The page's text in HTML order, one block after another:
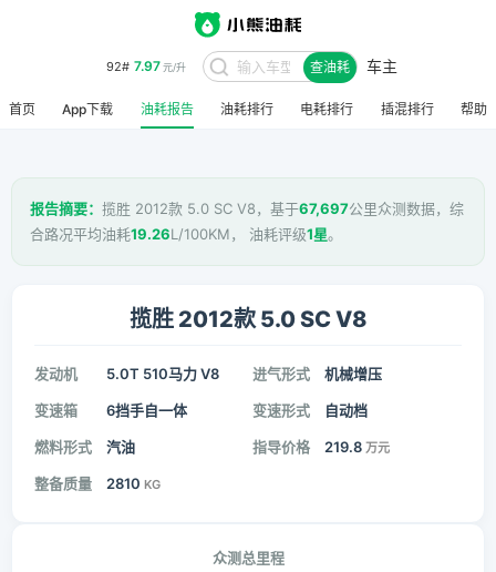
92# 7.97元/升 查油耗 车主
首页 App下载 油耗报告 油耗排行 电耗排行 插混排行 帮助
报告摘要： 揽胜 2012款 5.0 SC V8，基于67,697公里众测数据，综
合路况平均油耗19.26L/100KM， 油耗评级1星。
揽胜 2012款 5.0 SC V8
发动机 5.0T 510马力 V8 进气形式 机械增压
变速箱 6挡手自一体 变速形式 自动档
燃料形式 汽油 指导价格 219.8 万元
整备质量 2810 KG
众测总里程